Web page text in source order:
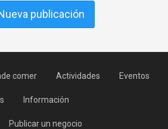
publicación
comer Actividades Eventos
Información
Publicar un negocio